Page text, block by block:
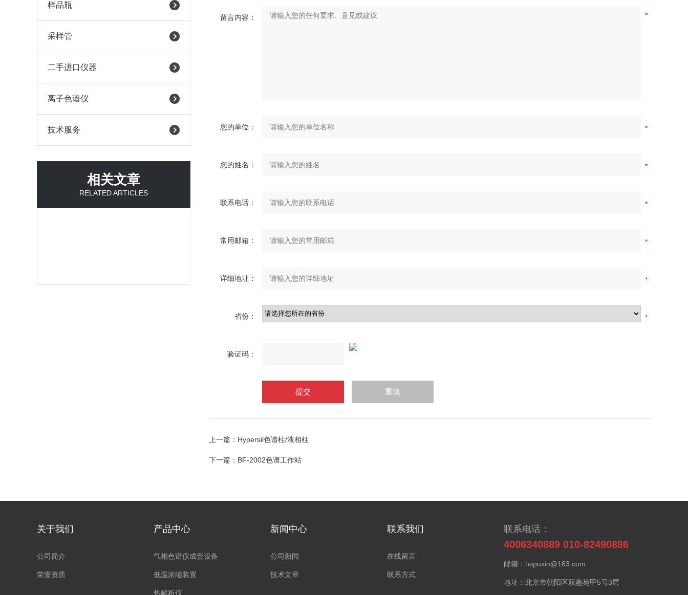
样品瓶
采样管
二手进口仪器
离子色谱仪
技术服务
相关文章
RELATED ARTICLES
留言内容：
您的单位：
您的姓名：
联系电话：
常用邮箱：
详细地址：
省份：
验证码：
上一篇： Hypersil色谱柱/液相柱
下一篇： BF-2002色谱工作站
关于我们
公司简介
荣誉资质
产品中心
气相色谱仪成套设备
低温浓缩装置
热解析仪
新闻中心
公司新闻
技术文章
联系我们
在线留言
联系方式
联系电话：
4006340889 010-82490886
邮箱：hspuxin@163.com
地址：北京市朝阳区双惠苑甲5号3层